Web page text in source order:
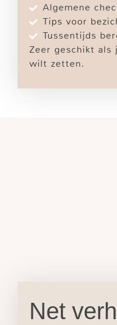
Algemene
Tips voor
Tussentijds
Zeer geschikt
wilt zetten.
Net